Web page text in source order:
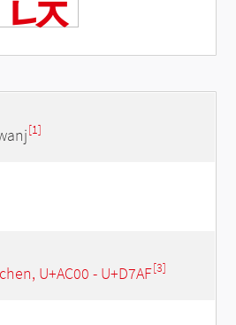
[1]
U+AC00 - U+D7AF[3]